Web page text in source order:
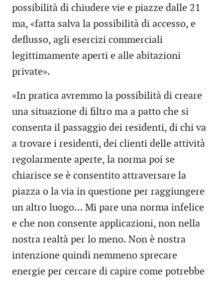
possibilità di chiudere vie e piazze dalle 21
ma, «fatta salva la possibilità di accesso, e
deflusso, agli esercizi commerciali
legittimamente aperti e alle abitazioni
private».
«In pratica avremmo la possibilità di creare
una situazione di filtro ma a patto che si
consenta il passaggio dei residenti, di chi va
a trovare i residenti, dei clienti delle attività
regolarmente aperte, la norma poi se
chiarisce se è consentito attraversare la
piazza o la via in questione per raggiungere
un altro luogo... Mi pare una norma infelice
e che non consente applicazioni, non nella
nostra realtà per lo meno. Non è nostra
intenzione quindi nemmeno sprecare
energie per cercare di capire come potrebbe